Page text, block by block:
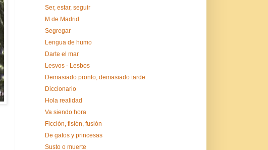
Ser, estar, seguir
M de Madrid
Segregar
Lengua de humo
Darte el mar
Lesvos - Lesbos
Demasiado pronto, demasiado tarde
Diccionario
Hola realidad
Va siendo hora
Ficción, fisión, fusión
De gatos y princesas
Susto o muerte